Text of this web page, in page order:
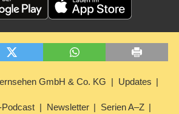
GmbH & Co. KG Updates
Newsletter Serien A–Z